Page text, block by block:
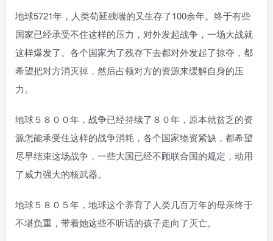
地球5721年，人类苟延残喘的又生存了100余年。终于有些
国家已经承受不住这样的压力，对外发起战争，一场大战就
这样爆发了。各个国家为了残存下去都对外发起了掠夺，都
希望把对方消灭掉，然后占领对方的资源来缓解自身的压
力。
地球５８００年，战争已经持续了８０年，原本就贫乏的资
源怎能承受住这样的战争消耗，各个国家物资紧缺，都希望
尽早结束这场战争，一些大国已经不顾联合国的规定，动用
了威力强大的核武器。
地球５８０５年，地球这个养育了人类几百万年的母亲终于
不堪负重，带着她这些不听话的孩子走向了灭亡。